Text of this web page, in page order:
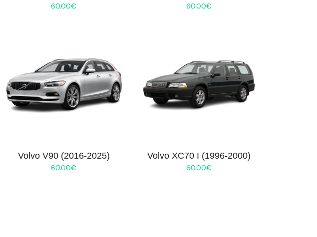
60.00€ 60.00€
Volvo V90 (2016-2025)
60.00€
Volvo XC70 I (1996-2000)
60.00€